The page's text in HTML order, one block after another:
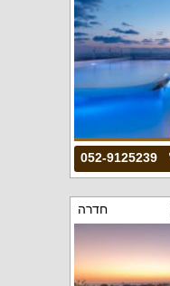
052-9125239
חדרה